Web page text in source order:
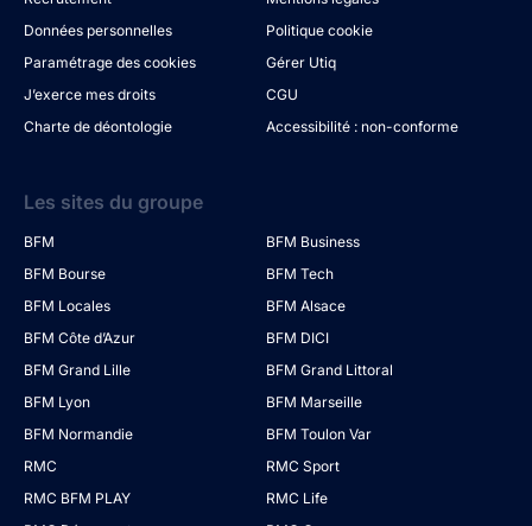
Données personnelles
Politique cookie
Paramétrage des cookies
Gérer Utiq
J’exerce mes droits
CGU
Charte de déontologie
Accessibilité : non-conforme
Les sites du groupe
BFM
BFM Business
BFM Bourse
BFM Tech
BFM Locales
BFM Alsace
BFM Côte d’Azur
BFM DICI
BFM Grand Lille
BFM Grand Littoral
BFM Lyon
BFM Marseille
BFM Normandie
BFM Toulon Var
RMC
RMC Sport
RMC BFM PLAY
RMC Life